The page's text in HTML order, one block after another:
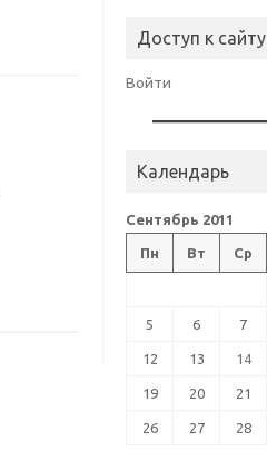
Доступ к сайту
Войти
Календарь
Сентябрь 2011
Пн Вт Ср
5 6 7
12 13 14
19 20 21
26 27 28